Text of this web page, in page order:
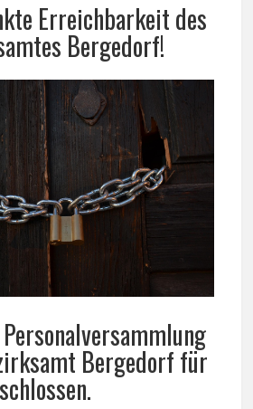
Erreichbarkeit des
Bergedorf!
Bergedorf für